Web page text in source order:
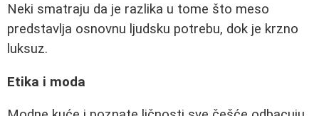
Neki smatraju da je razlika u tome što meso
predstavlja osnovnu ljudsku potrebu, dok je krzno
luksuz.
Etika i moda